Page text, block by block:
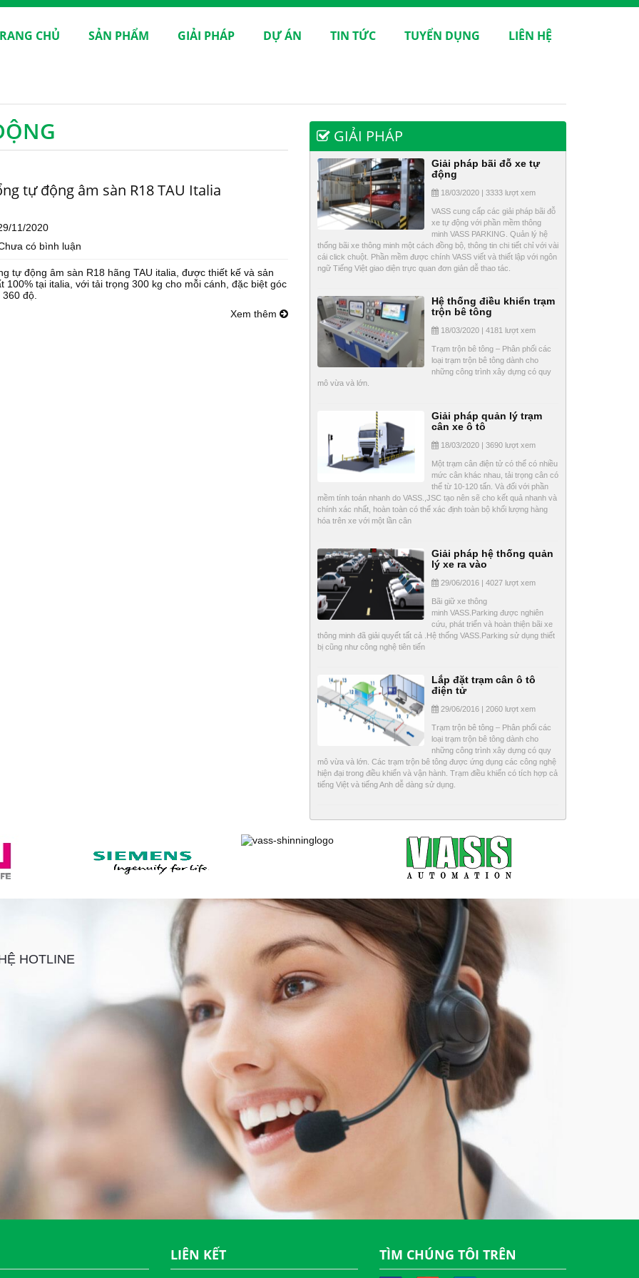
CHỦ SẢN PHẨM GIẢI PHÁP DỰ ÁN TIN TỨC TUYỂN DỤNG LIÊN HỆ
tự động âm sàn R18 TAU Italia
11/2020
có bình luận
tự động âm sàn R18 hãng TAU italia, được thiết kế và sản
100% tại italia, với tải trọng 300 kg cho mỗi cánh, đặc biệt góc
độ.
Xem thêm
GIẢI PHÁP
Giải pháp bãi đỗ xe tự
động
18/03/2020 | 3333 lượt xem
VASS cung cấp các giải pháp bãi đỗ
xe tự động với phần mềm thông
minh VASS PARKING. Quản lý hệ
thống bãi xe thông minh một cách đồng bộ, thông tin chi tiết chỉ với vài
cái click chuột. Phần mềm được chính VASS viết và thiết lập với ngôn
ngữ Tiếng Việt giao diện trực quan đơn giản dễ thao tác.
Hệ thống điều khiển trạm
trộn bê tông
18/03/2020 | 4181 lượt xem
Trạm trộn bê tông – Phân phối các
loại trạm trộn bê tông dành cho
những công trình xây dựng có quy
mô vừa và lớn.
Giải pháp quản lý trạm
cân xe ô tô
18/03/2020 | 3690 lượt xem
Một trạm cân điện tử có thể có nhiều
mức cân khác nhau, tải trọng cân có
thể từ 10-120 tấn. Và đối với phần
mềm tính toán nhanh do VASS.,JSC tạo nên sẽ cho kết quả nhanh và
chính xác nhất, hoàn toàn có thể xác định toàn bộ khối lượng hàng
hóa trên xe với một lần cân
Giải pháp hệ thống quản
lý xe ra vào
29/06/2016 | 4027 lượt xem
Bãi giữ xe thông
minh VASS.Parking được nghiên
cứu, phát triển và hoàn thiện bãi xe
thông minh đã giải quyết tất cả .Hệ thống VASS.Parking sử dụng thiết
bị cũng như công nghệ tiên tiến
Lắp đặt trạm cân ô tô
điện tử
29/06/2016 | 2060 lượt xem
Trạm trộn bê tông – Phân phối các
loại trạm trộn bê tông dành cho
những công trình xây dựng có quy
mô vừa và lớn. Các trạm trộn bê tông được ứng dụng các công nghệ
hiện đại trong điều khiển và vận hành. Trạm điều khiển có tích hợp cả
tiếng Việt và tiếng Anh dễ dàng sử dụng.
HOTLINE
LIÊN KẾT TÌM CHÚNG TÔI TRÊN